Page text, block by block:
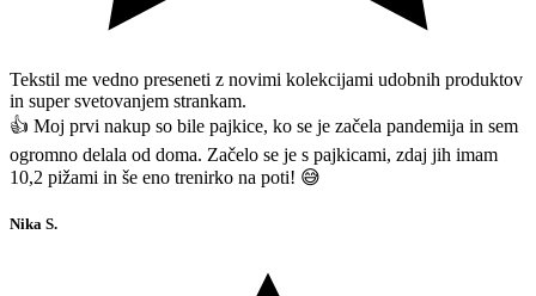
Tekstil me vedno preseneti z novimi kolekcijami udobnih produktov
in super svetovanjem strankam.
👍 Moj prvi nakup so bile pajkice, ko se je začela pandemija in sem
ogromno delala od doma. Začelo se je s pajkicami, zdaj jih imam
10,2 pižami in še eno trenirko na poti! 😅
Nika S.